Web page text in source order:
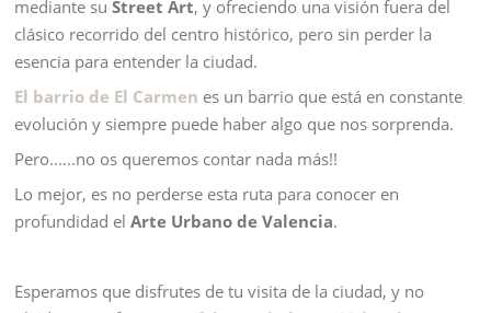
mediante suStreet Art, y ofreciendo una visión fuera del
clásico recorrido del centro histórico, pero sin perder la
esencia para entender la ciudad.
El barrio de El Carmen es un barrio que está en constante
evolución y siempre puede haber algo que nos sorprenda.
Pero.…..no os queremos contar nada más!!
Lo mejor, es no perderse esta ruta para conocer en
profundidad elArte Urbano de Valencia.
Esperamos que disfrutes de tu visita de la ciudad, y no